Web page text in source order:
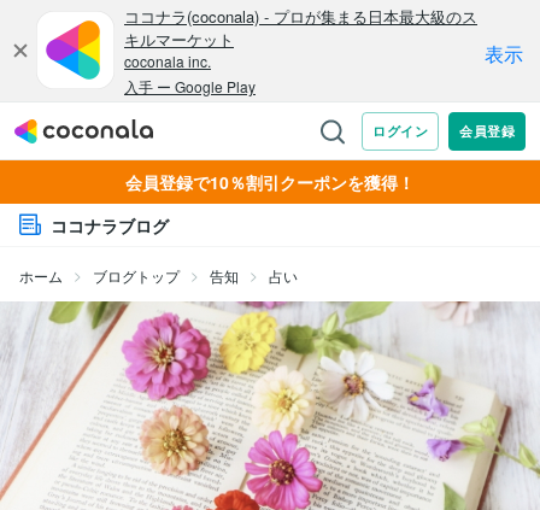
会員登録で10％割引クーポンを獲得！
ココナラブログ
ホーム ブログトップ 告知 占い